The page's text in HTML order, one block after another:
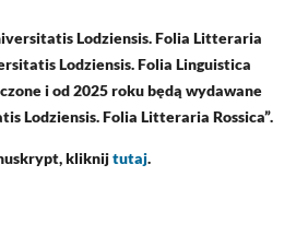
Lodziensis. Folia Litteraria
Lodziensis. Folia Linguistica
i od 2025 roku będą wydawane
Lodziensis. Folia Litteraria Rossica”.
kliknijtutaj.